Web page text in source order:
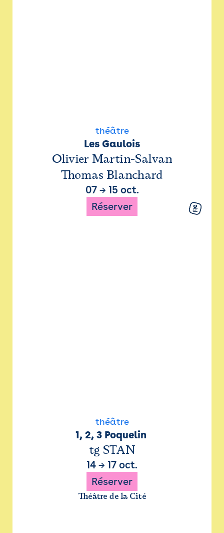
théâtre
Les Gaulois
Olivier Martin-Salvan
Thomas Blanchard
07→ 15 oct.
Réserver
théâtre
1, 2, 3 Poquelin
tg STAN
14 → 17 oct.
Réserver
Théâtre de la Cité